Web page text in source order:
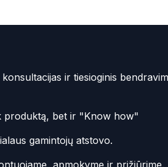
ir tiesioginis
produktą, bet ir "Know how"
gamintojų atstovo.